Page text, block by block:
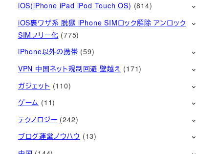
iOS(iPhone iPad iPod Touch OS) (814)
iOS裏ワザ系 脱獄 iPhone SIMロック解除 アンロック
SIMフリー化 (775)
iPhone以外の携帯 (59)
VPN 中国ネット規制回避 壁越え (171)
ガジェット (110)
ゲーム (11)
テクノロジー (242)
ブログ運営ノウハウ (13)